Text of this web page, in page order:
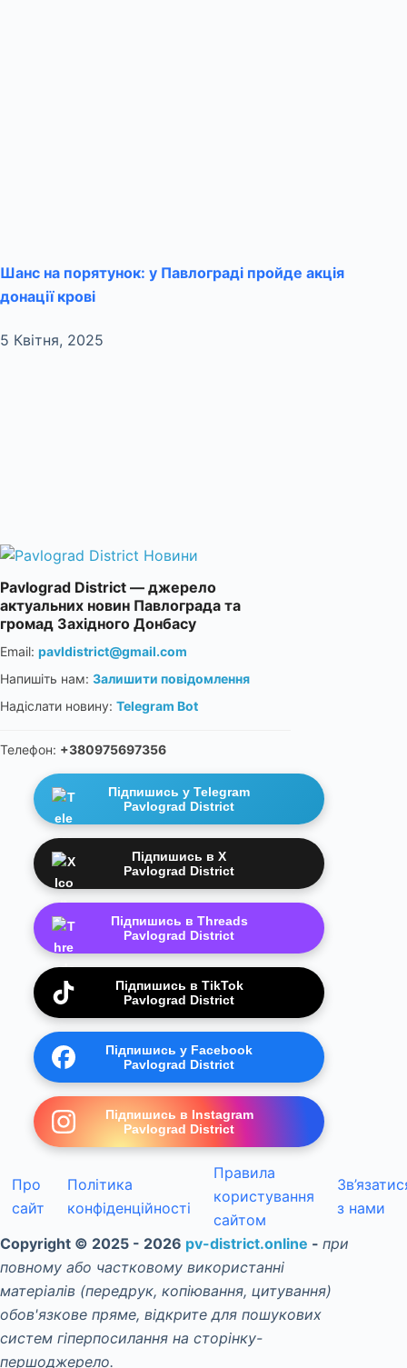
Шанс на порятунок: у Павлограді пройде акція
донації крові
5 Квітня, 2025
Pavlograd District — джерело
актуальних новин Павлограда та
громад Західного Донбасу
Email: pavldistrict@gmail.com
Напишіть нам: Залишити повідомлення
Надіслати новину: Telegram Bot
Телефон: +380975697356
Підпишись у Telegram
Pavlograd District
Підпишись в X
Pavlograd District
Підпишись в Threads
Pavlograd District
Підпишись в TikTok
Pavlograd District
Підпишись у Facebook
Pavlograd District
Підпишись в Instagram
Pavlograd District
Про
сайт
Політика
конфіденційності
Правила
користування
сайтом
з нами
Copyright © 2025 - 2026 pv-district.online - при
повному або частковому використанні
матеріалів (передрук, копіювання, цитування)
обов'язкове пряме, відкрите для пошукових
систем гіперпосилання на сторінку-
першоджерело.